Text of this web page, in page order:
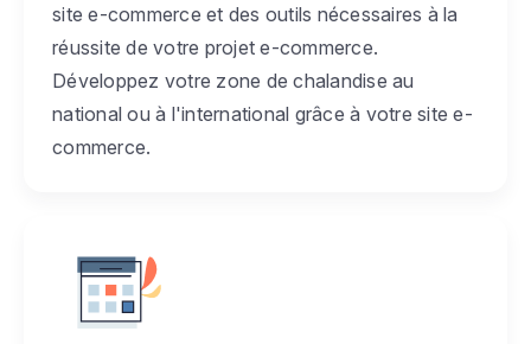
site e-commerce et des outils nécessaires à la
réussite de votre projet e-commerce.
Développez votre zone de chalandise au
national ou à l'international grâce à votre site e-
commerce.